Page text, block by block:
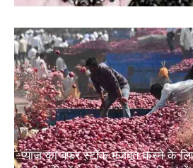
प्याज का बफर स्टॉक मजबूत करने के